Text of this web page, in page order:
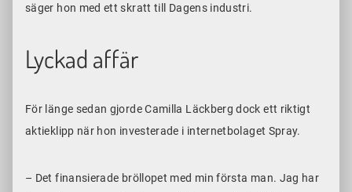
säger hon med ett skratt till Dagens industri.
Lyckad affär
För länge sedan gjorde Camilla Läckberg dock ett riktigt
aktieklipp när hon investerade i internetbolaget Spray.
– Det finansierade bröllopet med min första man. Jag har